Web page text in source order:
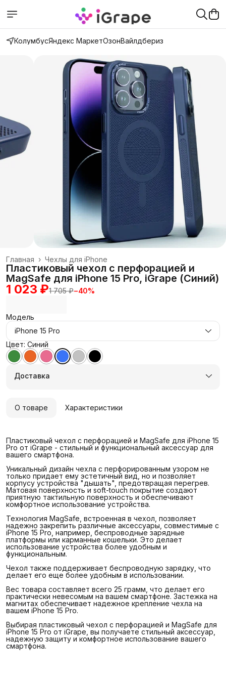
КолумбусЯндекс МаркетОзонВайлдбериз
Чехлы для iPhone
Главная ›
Пластиковый чехол с перфорацией и
MagSafe для iPhone 15 Pro, iGrape (Синий)
1 023 ₽1 705 ₽−40%
Модель
iPhone 15 Pro
Цвет: Синий
Доставка
О товаре Характеристики
Пластиковый чехол с перфорацией и MagSafe для iPhone 15
Pro от iGrape - стильный и функциональный аксессуар для
вашего смартфона.
Уникальный дизайн чехла с перфорированным узором не
только придает ему эстетичный вид, но и позволяет
корпусу устройства "дышать", предотвращая перегрев.
Матовая поверхность и soft-touch покрытие создают
приятную тактильную поверхность и обеспечивают
комфортное использование устройства.
Технология MagSafe, встроенная в чехол, позволяет
надежно закрепить различные аксессуары, совместимые с
iPhone 15 Pro, например, беспроводные зарядные
платформы или карманные кошельки. Это делает
использование устройства более удобным и
функциональным.
Чехол также поддерживает беспроводную зарядку, что
делает его еще более удобным в использовании.
Вес товара составляет всего 25 грамм, что делает его
практически невесомым на вашем смартфоне. Застежка на
магнитах обеспечивает надежное крепление чехла на
вашем iPhone 15 Pro.
Выбирая пластиковый чехол с перфорацией и MagSafe для
iPhone 15 Pro от iGrape, вы получаете стильный аксессуар,
надежную защиту и комфортное использование вашего
смартфона.